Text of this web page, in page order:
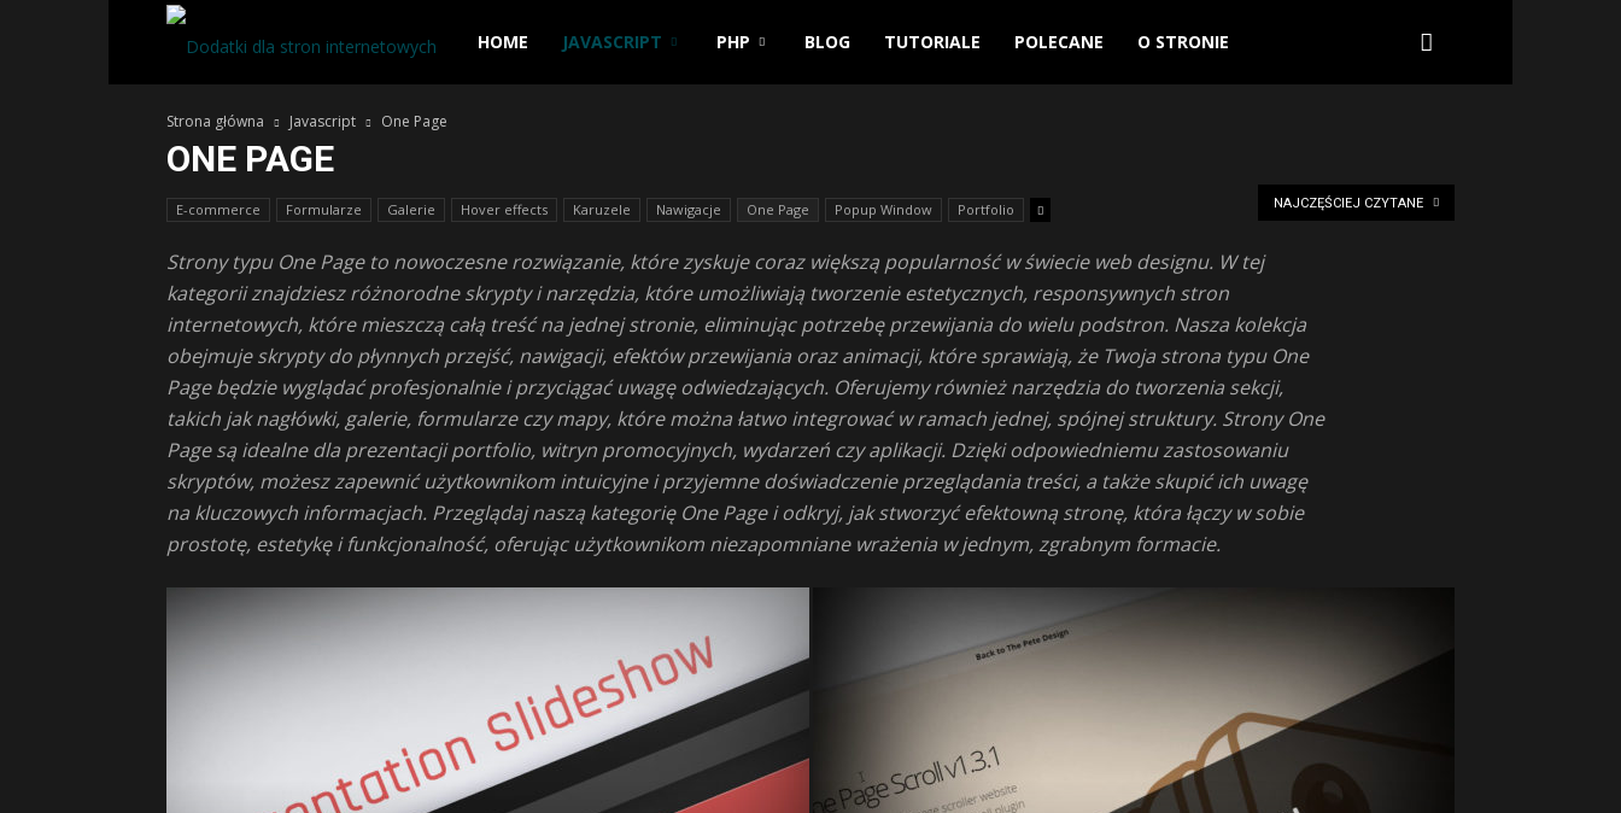
Dodatki
stron
internetowych
–
skrypty,
klasy,
pluginy
HOME JAVASCRIPT PHP BLOG TUTORIALE POLECANE O STRONIE
Strona główna Javascript One Page
ONE PAGE
E-commerce Formularze Galerie Hover effects Karuzele Nawigacje One Page Popup Window Portfolio
Strony typu One Page to nowoczesne rozwiązanie, które zyskuje coraz większą popularność w świecie web designu. W tej
kategorii znajdziesz różnorodne skrypty i narzędzia, które umożliwiają tworzenie estetycznych, responsywnych stron
internetowych, które mieszczą całą treść na jednej stronie, eliminując potrzebę przewijania do wielu podstron. Nasza kolekcja
obejmuje skrypty do płynnych przejść, nawigacji, efektów przewijania oraz animacji, które sprawiają, że Twoja strona typu One
Page będzie wyglądać profesjonalnie i przyciągać uwagę odwiedzających. Oferujemy również narzędzia do tworzenia sekcji,
takich jak nagłówki, galerie, formularze czy mapy, które można łatwo integrować w ramach jednej, spójnej struktury. Strony One
Page są idealne dla prezentacji portfolio, witryn promocyjnych, wydarzeń czy aplikacji. Dzięki odpowiedniemu zastosowaniu
skryptów, możesz zapewnić użytkownikom intuicyjne i przyjemne doświadczenie przeglądania treści, a także skupić ich uwagę
na kluczowych informacjach. Przeglądaj naszą kategorię One Page i odkryj, jak stworzyć efektowną stronę, która łączy w sobie
prostotę, estetykę i funkcjonalność, oferując użytkownikom niezapomniane wrażenia w jednym, zgrabnym formacie.
NAJCZĘŚCIEJ CZYTANE